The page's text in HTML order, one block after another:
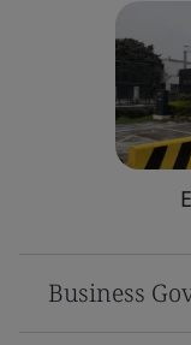
Business